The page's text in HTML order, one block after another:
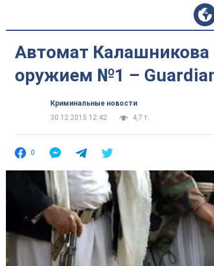
Автомат Калашникова
оружием №1 –
Криминальные новости
30.12.2015 12:42
4,7 т.
0